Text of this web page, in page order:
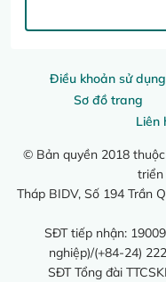
Điều khoản sử dụng
Sơ đồ trang
Liên
© Bản quyền 2018
triển
Tháp BIDV, Số 194 Trần
SĐT tiếp nhận:
nghiệp)/(+84-24)
SĐT Tổng đài